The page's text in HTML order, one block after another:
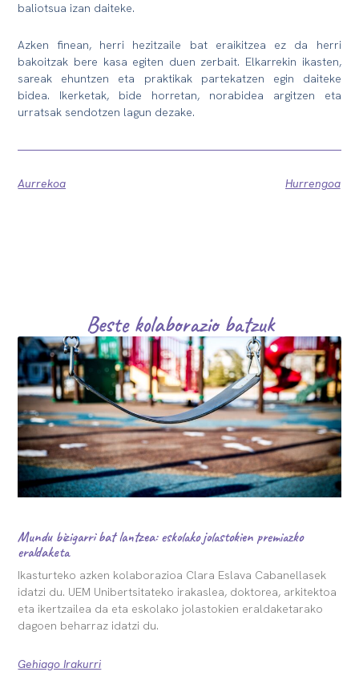
baliotsua izan daiteke.
Azken finean, herri hezitzaile bat eraikitzea ez da herri
bakoitzak bere kasa egiten duen zerbait. Elkarrekin ikasten,
sareak ehuntzen eta praktikak partekatzen egin daiteke
bidea. Ikerketak, bide horretan, norabidea argitzen eta
urratsak sendotzen lagun dezake.
Aurrekoa Hurrengoa
Beste kolaborazio batzuk
Mundu bizigarri bat lantzea: eskolako jolastokien premiazko
eraldaketa
Ikasturteko azken kolaborazioa Clara Eslava Cabanellasek
idatzi du. UEM Unibertsitateko irakaslea, doktorea, arkitektoa
eta ikertzailea da eta eskolako jolastokien eraldaketarako
dagoen beharraz idatzi du.
Gehiago Irakurri